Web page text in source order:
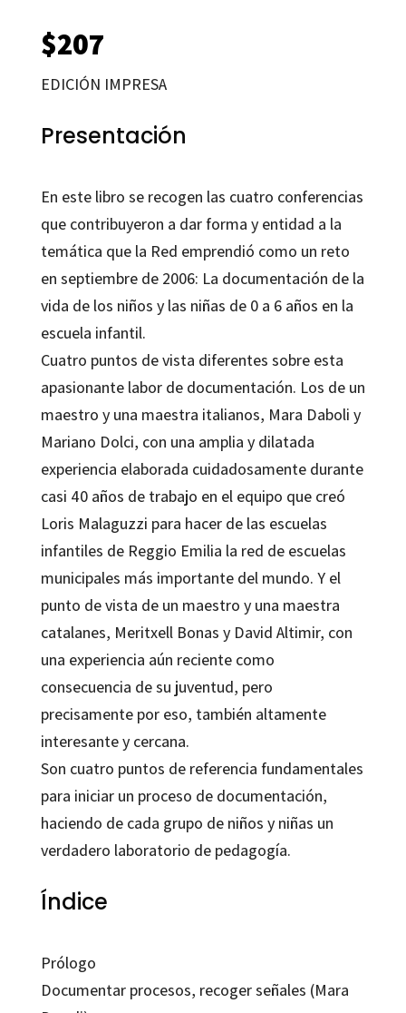
$207
EDICIÓN IMPRESA
Presentación
En este libro se recogen las cuatro conferencias
que contribuyeron a dar forma y entidad a la
temática que la Red emprendió como un reto
en septiembre de 2006: La documentación de la
vida de los niños y las niñas de 0 a 6 años en la
escuela infantil.
Cuatro puntos de vista diferentes sobre esta
apasionante labor de documentación. Los de un
maestro y una maestra italianos, Mara Daboli y
Mariano Dolci, con una amplia y dilatada
experiencia elaborada cuidadosamente durante
casi 40 años de trabajo en el equipo que creó
Loris Malaguzzi para hacer de las escuelas
infantiles de Reggio Emilia la red de escuelas
municipales más importante del mundo. Y el
punto de vista de un maestro y una maestra
catalanes, Meritxell Bonas y David Altimir, con
una experiencia aún reciente como
consecuencia de su juventud, pero
precisamente por eso, también altamente
interesante y cercana.
Son cuatro puntos de referencia fundamentales
para iniciar un proceso de documentación,
haciendo de cada grupo de niños y niñas un
verdadero laboratorio de pedagogía.
Índice
Prólogo
Documentar procesos, recoger señales (Mara